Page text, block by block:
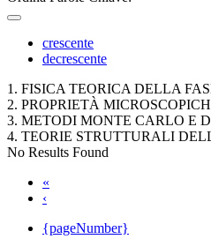
crescente
decrescente
1. FISICA TEORICA DELLA
2. PROPRIETÀ
3. METODI MONTE CARLO E
4. TEORIE STRUTTURALI
No Results Found
«
‹
{pageNumber}